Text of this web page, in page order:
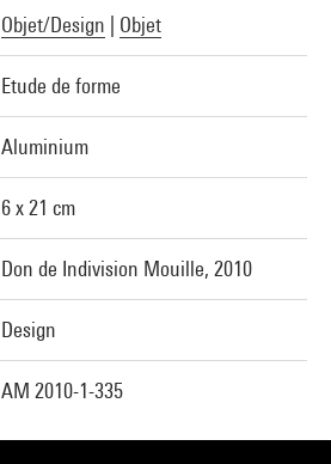
Objet/Design Objet
Etude de forme
Aluminium
6 x 21 cm
Don de Indivision Mouille, 2010
Design
AM 2010-1-335